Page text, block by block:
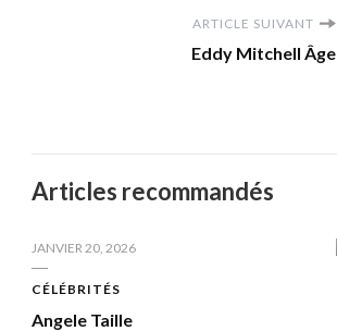
ARTICLE SUIVANT
Eddy Mitchell Âge
Articles recommandés
JANVIER 20, 2026
CÉLÉBRITÉS
Angele Taille